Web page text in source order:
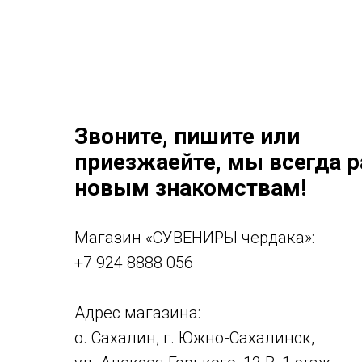
Звоните, пишите или
приезжаейте, мы всегда
новым знакомствам!
Магазин «СУВЕНИРЫ чердака»:
+7 924 8888 056
Адрес магазина:
о. Сахалин, г. Южно-Сахалинск,